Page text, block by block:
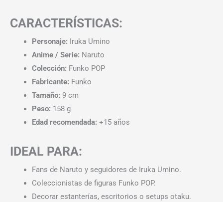
CARACTERÍSTICAS:
Personaje: Iruka Umino
Anime / Serie: Naruto
Colección: Funko POP
Fabricante: Funko
Tamaño: 9 cm
Peso: 158 g
Edad recomendada: +15 años
IDEAL PARA:
Fans de Naruto y seguidores de Iruka Umino.
Coleccionistas de figuras Funko POP.
Decorar estanterías, escritorios o setups otaku.